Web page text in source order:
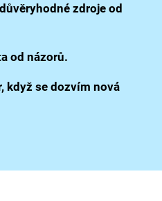
zdroje od
od názorů.
když se dozvím nová